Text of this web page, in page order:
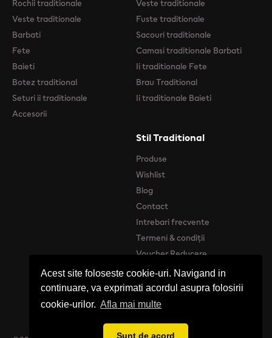
Acest site foloseste cookie-uri. Navigand in
continuare, va exprimati acordul asupra folosirii
cookie-urilor. Afla mai multe
Sunt de acord
Rochii traditionale
Veste traditionale
Barbati
Fete
Baieti
Botez traditional
Seturi ii traditionale
Accesorii
Veste traditionale
Fuste traditionale
Sacouri traditionale
Camasi traditionale Barbati
Ii traditionale Fete
Brau Traditional
Ii traditionale Baieti
Stil Traditional
Produse
Wishlist
Blog
Contact
Intrebari frecvente
Termeni & condiții
Voucher Reducere